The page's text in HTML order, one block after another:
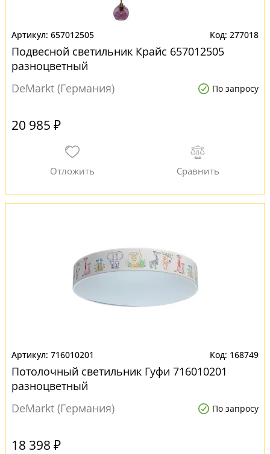
657012505 277018
Подвесной светильник Крайс 657012505
разноцветный
DeMarkt (Германия)
По запросу
20 985 ₽
716010201 168749
Потолочный светильник Гуфи 716010201
разноцветный
DeMarkt (Германия)
По запросу
18 398 ₽